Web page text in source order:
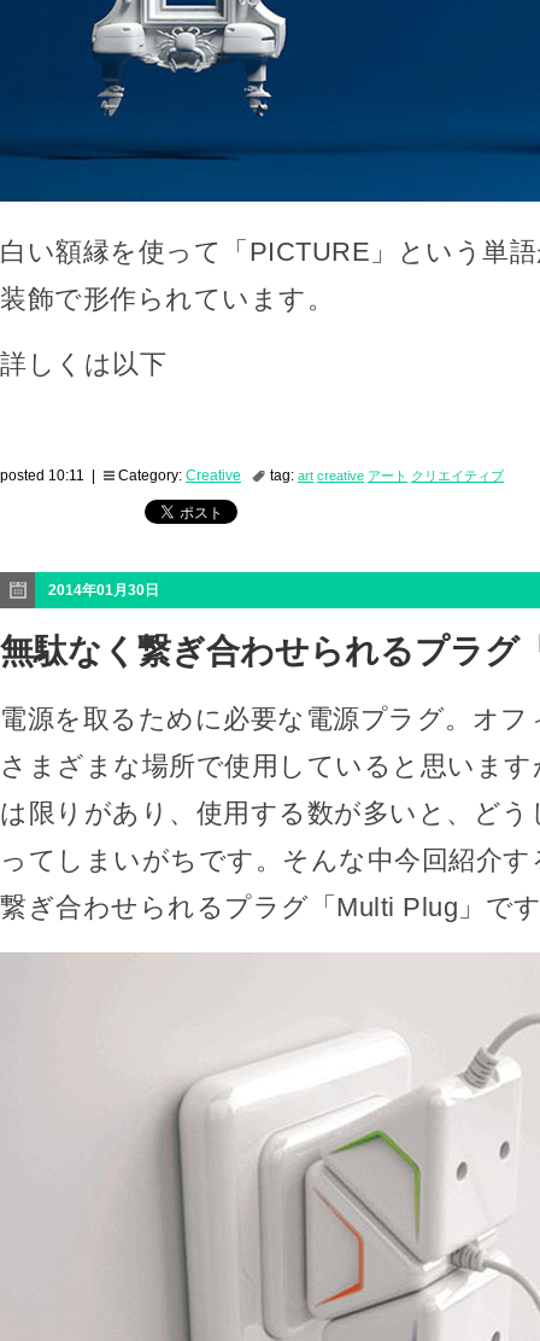
白い額縁を使って「PICTURE」という単
装飾で形作られています。
詳しくは以下
posted 10:11 | Category: Creative tag: art creative アート クリエイティブ
2014年01月30日
無駄なく繋ぎ合わせられるプラグ
電源を取るために必要な電源プラグ。オ
さまざまな場所で使用していると思いま
は限りがあり、使用する数が多いと、ど
ってしまいがちです。そんな中今回紹介
繋ぎ合わせられるプラグ「Multi Plug」で